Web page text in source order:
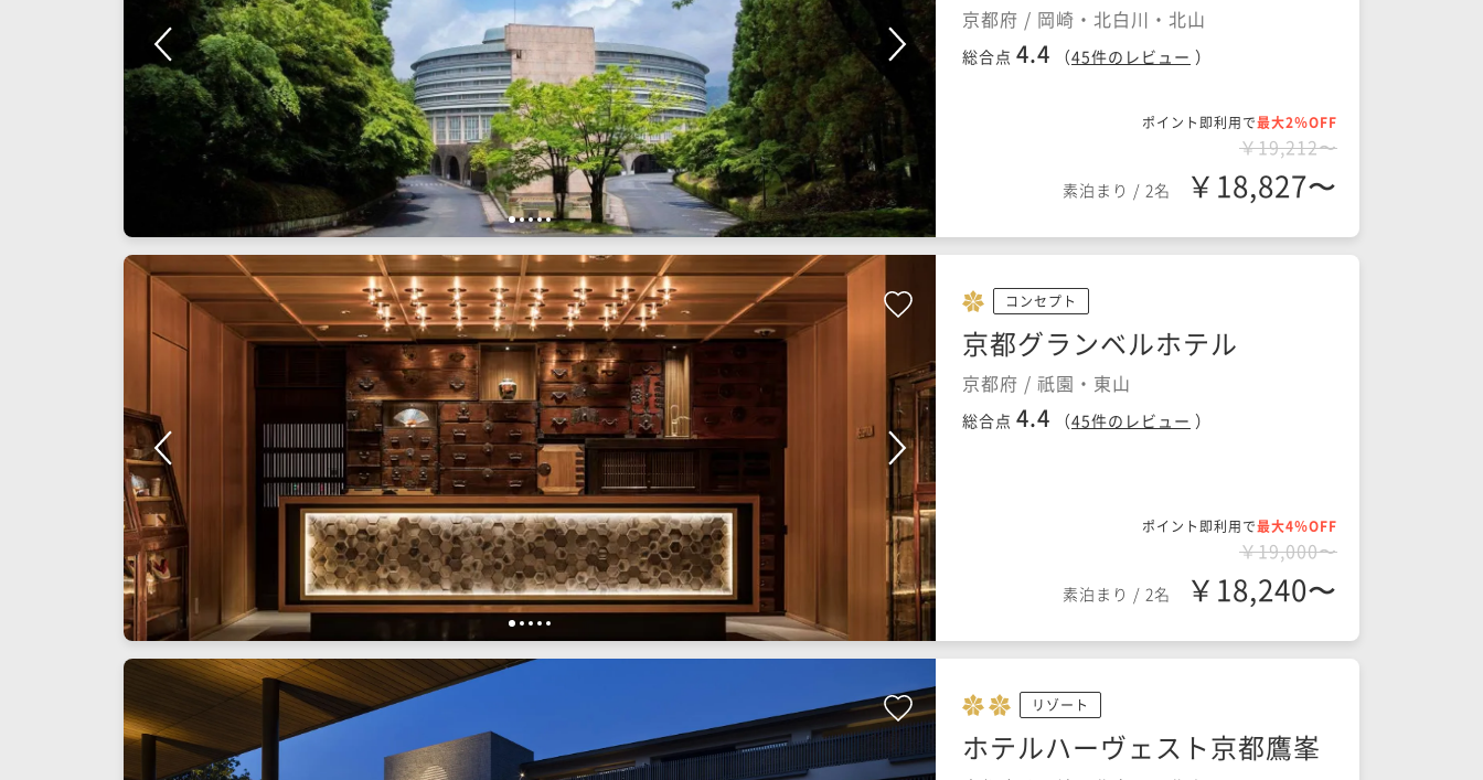
1 2345
京都府 / 岡崎・北白川・北山
総合点 4.4 （45件のレビュー ）
ポイント即利用で最大2％OFF
￥19,212〜
素泊まり / 2名 ￥18,827〜
1 2 3 4 5
コンセプト
京都グランベルホテル
京都府 / 祇園・東山
総合点 4.4 （45件のレビュー ）
ポイント即利用で最大4％OFF
￥19,000〜
素泊まり / 2名 ￥18,240〜
リゾート
ホテルハーヴェスト京都鷹峯